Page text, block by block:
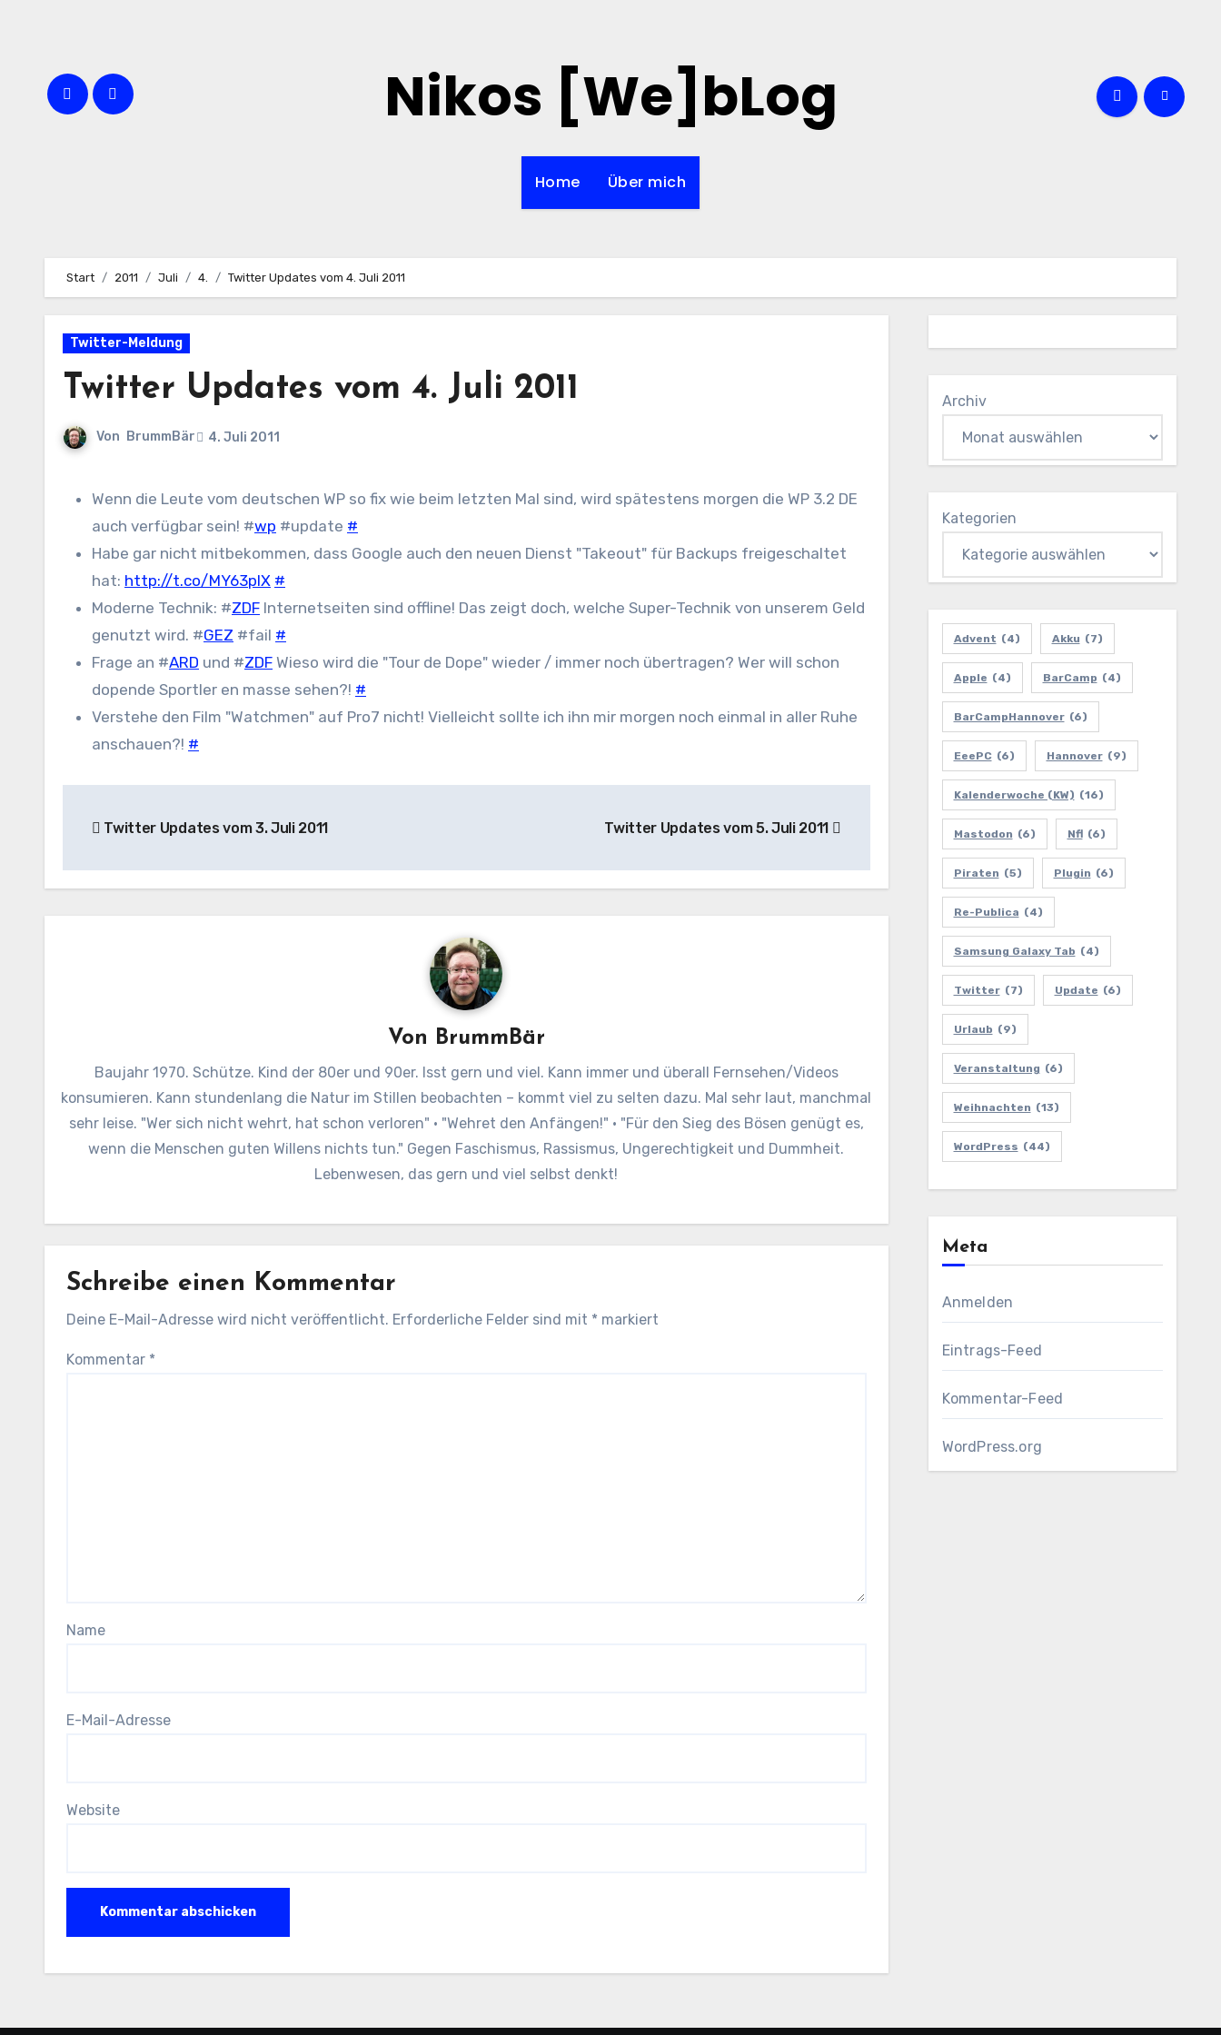
Nikos [We]bLog
Home Über mich
Start 2011 Juli 4. Twitter Updates vom 4. Juli 2011
Twitter-Meldung
Twitter Updates vom 4. Juli 2011
Von BrummBär 4. Juli 2011
Wenn die Leute vom deutschen WP so fix wie beim letzten Mal sind, wird spätestens morgen die WP 3.2 DE
auch verfügbar sein! #wp #update #
Habe gar nicht mitbekommen, dass Google auch den neuen Dienst "Takeout" für Backups freigeschaltet
hat: http://t.co/MY63plX #
Moderne Technik: #ZDF Internetseiten sind offline! Das zeigt doch, welche Super-Technik von unserem Geld
genutzt wird. #GEZ #fail #
Frage an #ARD und #ZDF Wieso wird die "Tour de Dope" wieder / immer noch übertragen? Wer will schon
dopende Sportler en masse sehen?! #
Verstehe den Film "Watchmen" auf Pro7 nicht! Vielleicht sollte ich ihn mir morgen noch einmal in aller Ruhe
anschauen?! #
Twitter Updates vom 3. Juli 2011 Twitter Updates vom 5. Juli 2011
Von BrummBär
Baujahr 1970. Schütze. Kind der 80er und 90er. Isst gern und viel. Kann immer und überall Fernsehen/Videos
konsumieren. Kann stundenlang die Natur im Stillen beobachten – kommt viel zu selten dazu. Mal sehr laut, manchmal
sehr leise. "Wer sich nicht wehrt, hat schon verloren" · "Wehret den Anfängen!" · "Für den Sieg des Bösen genügt es,
wenn die Menschen guten Willens nichts tun." Gegen Faschismus, Rassismus, Ungerechtigkeit und Dummheit.
Lebenwesen, das gern und viel selbst denkt!
Schreibe einen Kommentar
Deine E-Mail-Adresse wird nicht veröffentlicht. Erforderliche Felder sind mit * markiert
Kommentar *
Name
E-Mail-Adresse
Website
Archiv
Kategorien
Advent (4) Akku (7)
Apple (4) BarCamp (4)
BarCampHannover (6)
EeePC (6) Hannover (9)
Kalenderwoche (KW) (16)
Mastodon (6) Nfl (6)
Piraten (5) Plugin (6)
Re-Publica (4)
Samsung Galaxy Tab (4)
Twitter (7) Update (6)
Urlaub (9)
Veranstaltung (6)
Weihnachten (13)
WordPress (44)
Meta
Anmelden
Eintrags-Feed
Kommentar-Feed
WordPress.org